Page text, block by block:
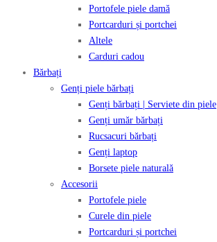
Portofele piele damă
Portcarduri și portchei
Altele
Carduri cadou
Bărbați
Genți piele bărbați
Genți bărbați | Serviete din piele
Genți umăr bărbați
Rucsacuri bărbați
Genți laptop
Borsete piele naturală
Accesorii
Portofele piele
Curele din piele
Portcarduri și portchei